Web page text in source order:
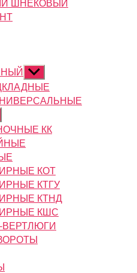
Показывать
подменю
КК
КОТ
КТГУ
КТНД
КШС